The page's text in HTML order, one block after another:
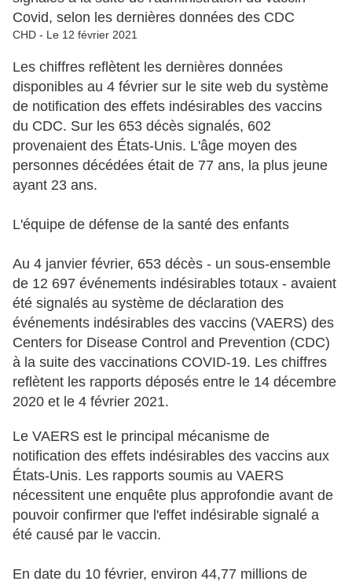
Covid, selon les dernières données des CDC
CHD - Le 12 février 2021
Les chiffres reflètent les dernières données
disponibles au 4 février sur le site web du système
de notification des effets indésirables des vaccins
du CDC. Sur les 653 décès signalés, 602
provenaient des États-Unis. L'âge moyen des
personnes décédées était de 77 ans, la plus jeune
ayant 23 ans.
L'équipe de défense de la santé des enfants
Au 4 janvier février, 653 décès - un sous-ensemble
de 12 697 événements indésirables totaux - avaient
été signalés au système de déclaration des
événements indésirables des vaccins (VAERS) des
Centers for Disease Control and Prevention (CDC)
à la suite des vaccinations COVID-19. Les chiffres
reflètent les rapports déposés entre le 14 décembre
2020 et le 4 février 2021.
Le VAERS est le principal mécanisme de
notification des effets indésirables des vaccins aux
États-Unis. Les rapports soumis au VAERS
nécessitent une enquête plus approfondie avant de
pouvoir confirmer que l'effet indésirable signalé a
été causé par le vaccin.
En date du 10 février, environ 44,77 millions de